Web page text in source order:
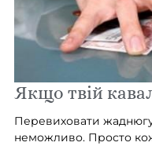
Якщо твій
Перевиховати
неможливо. Просто